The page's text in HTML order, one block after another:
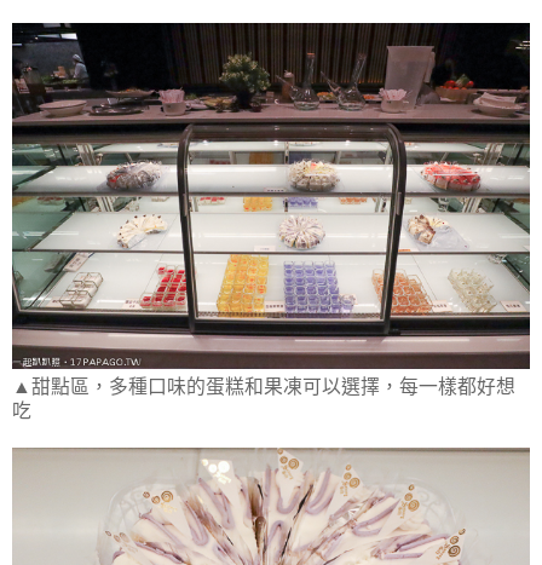
▲甜點區，多種口味的蛋糕和果凍可以選擇，每一樣都好想
吃